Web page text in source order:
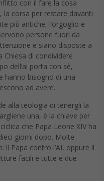
con il fare la cosa
la corsa per restare davanti
più antiche, l’orgoglio e
persone fuori da
e siano disposte a
Chiesa di condividere
dell’ai porta con sè,
hanno bisogno di una
ad avere.
alla teologia di tenergli la
una, è la chiave per
che Papa Leone XIV ha
giorni dopo. Molte
il Papa contro l’AI, oppure il
facili e tutte e due